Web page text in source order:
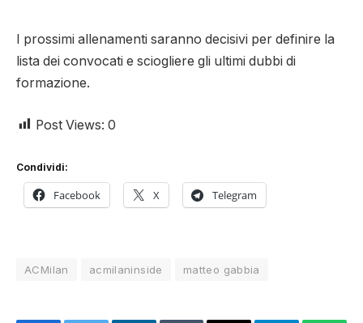
I prossimi allenamenti saranno decisivi per definire la
lista dei convocati e sciogliere gli ultimi dubbi di
formazione.
Post Views: 0
Condividi:
Facebook X Telegram
ACMilan acmilaninside matteo gabbia